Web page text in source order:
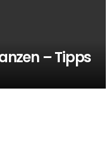
– Tipps